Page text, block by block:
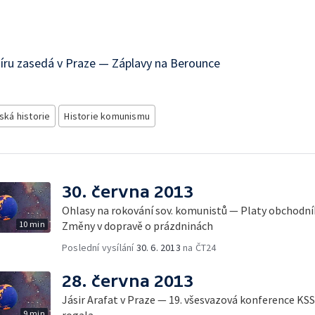
zasedá v Praze — Záplavy na Berounce
historie Historie komunismu
10 min
30. června 2013
Ohlasy na rokování sov. komunistů — Platy
Změny v dopravě o prázdninách
Poslední vysílání30. 6. 2013 na ČT24
9 min
28. června 2013
Jásir Arafat v Praze — 19. všesvazová konference